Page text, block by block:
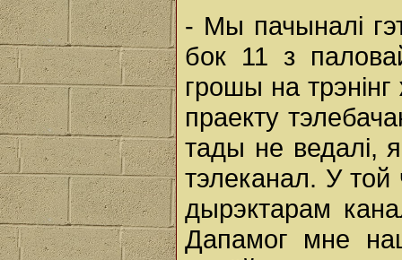
- Мы пачыналі
бок 11 з
грошы на трэнінг
праекту
тады не ведалі,
тэлеканал. У
дырэктарам
Дапамог мне